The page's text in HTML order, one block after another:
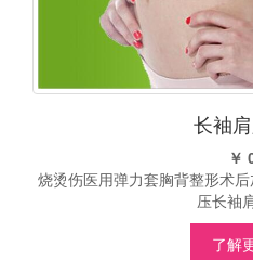
长袖
￥
烧烫伤医用弹力套胸背整形术
压长袖
了解